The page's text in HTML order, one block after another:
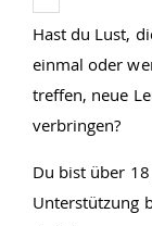
Hast du Lust,
einmal oder
treffen, neue
verbringen?
Du bist über
Unterstützung